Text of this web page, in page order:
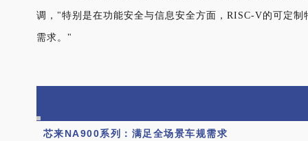
调，"特别是在功能安全与信息安全方面，RISC-V的可定
需求。"
芯来NA900系列：满足全场景车规需求